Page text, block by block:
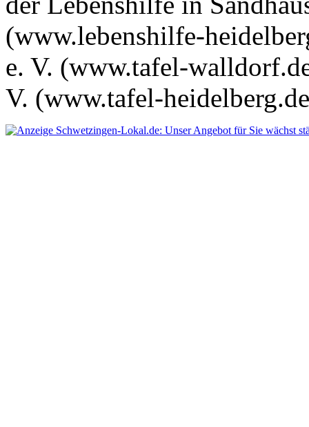
(www.lebenshilfe-
e. V. (www.tafel-
V. (www.tafel-